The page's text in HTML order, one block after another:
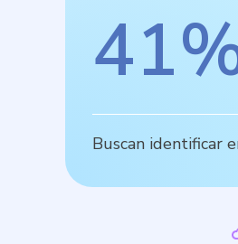
41
Buscan identificar